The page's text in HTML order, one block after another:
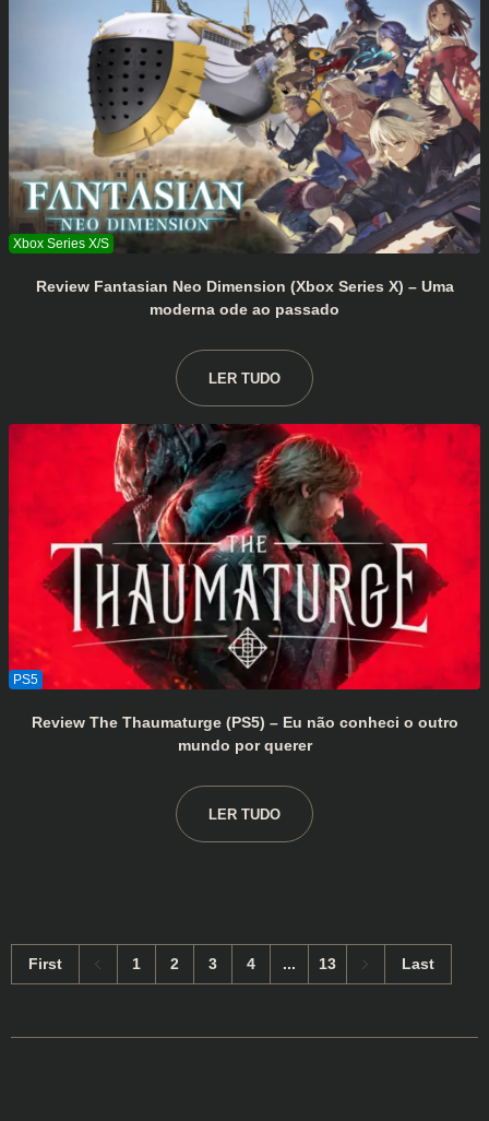
Review Fantasian Neo Dimension (Xbox Series X) – Uma
moderna ode ao passado
LER TUDO
Review The Thaumaturge (PS5) – Eu não conheci o outro
mundo por querer
LER TUDO
First 1 2 3 4 ... 13 Last